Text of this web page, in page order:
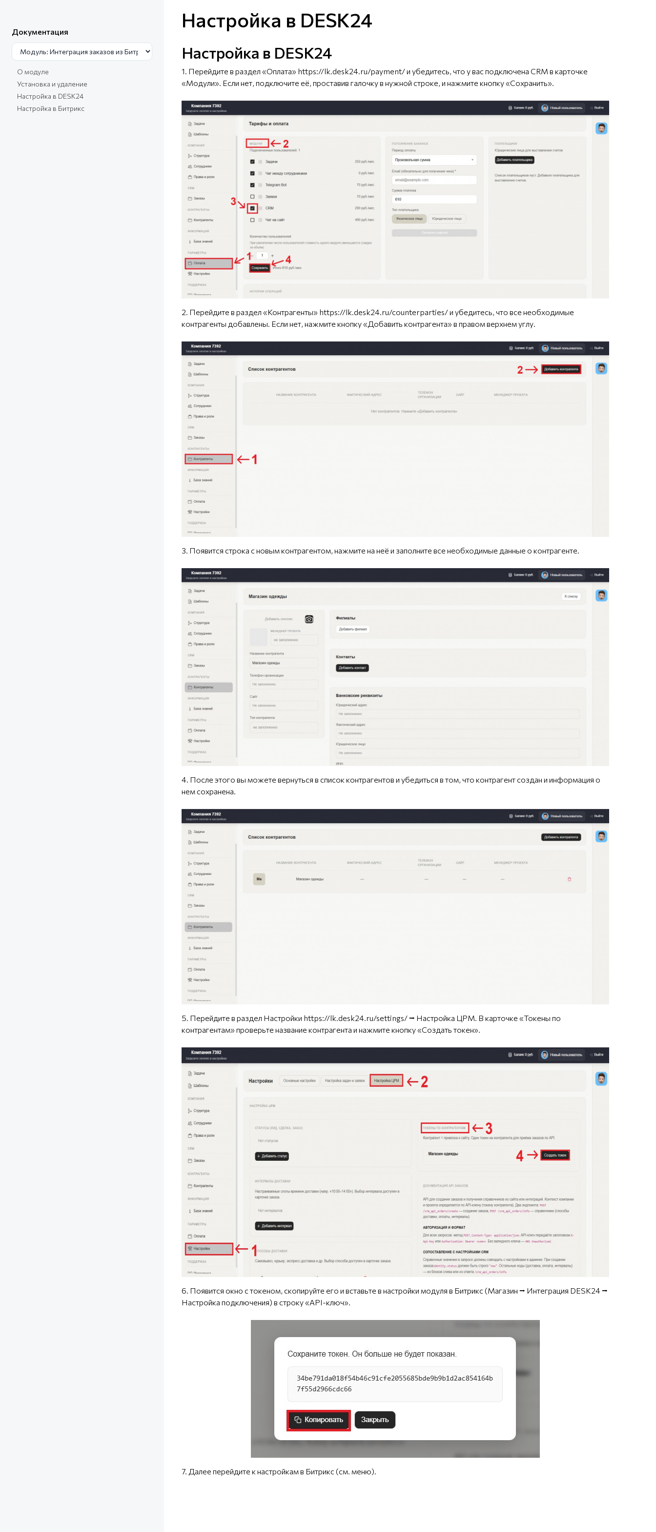
Документация
О модуле
Установка и удаление
Настройка в DESK24
Настройка в Битрикс
Настройка в DESK24
Настройка в DESK24
1. Перейдите в раздел «Оплата» https://lk.desk24.ru/payment/и убедитесь, что у вас подключена CRM в карточке
«Модули». Если нет, подключите её, проставив галочку в нужной строке, и нажмите кнопку «Сохранить».
2. Перейдите в раздел «Контрагенты» https://lk.desk24.ru/counterparties/и убедитесь, что все необходимые
контрагенты добавлены. Если нет, нажмите кнопку «Добавить контрагента» в правом верхнем углу.
3. Появится строка с новым контрагентом, нажмите на неё и заполните все необходимые данные о контрагенте.
4. После этого вы можете вернуться в список контрагентов и убедиться в том, что контрагент создан и информация о
нем сохранена.
5. Перейдите в раздел Настройки https://lk.desk24.ru/settings/⭢ Настройка ЦРМ. В карточке «Токены по
контрагентам» проверьте название контрагента и нажмите кнопку «Создать токен».
6. Появится окно с токеном, скопируйте его и вставьте в настройки модуля в Битрикс (Магазин ⭢ Интеграция DESK24 ⭢
Настройка подключения) в строку «API-ключ».
7. Далее перейдите к настройкам в Битрикс (см. меню).